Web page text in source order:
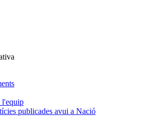
l'equip
publicades avui a Nació